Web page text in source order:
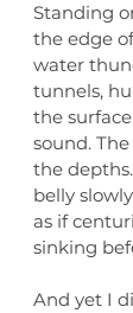
Standing
the edge
water
tunnels,
the
sound.
the
belly
as if
sinking
And yet I